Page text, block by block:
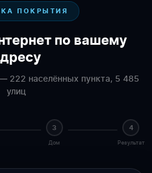
ПОКРЫТИЯ
по вашему
222 населённых пункта, 5 485
улиц
3
Дом
4
Результат